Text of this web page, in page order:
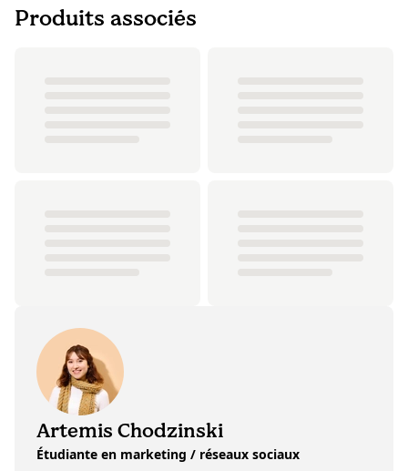
Produits associés
Artemis Chodzinski
Étudiante en marketing / réseaux sociaux